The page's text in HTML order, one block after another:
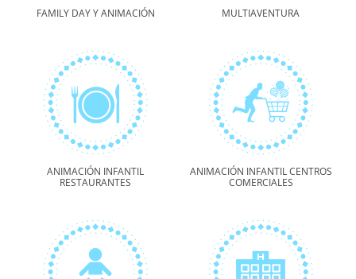
FAMILY DAY Y ANIMACIÓN MULTIAVENTURA
ANIMACIÓN INFANTIL
RESTAURANTES
ANIMACIÓN INFANTIL CENTROS
COMERCIALES